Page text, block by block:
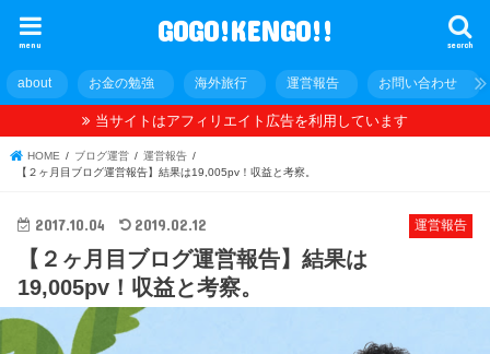
GOGO!KENGO!! search
menu
about お金の勉強 海外旅行 運営報告 お問い合わせ
当サイトはアフィリエイト広告を利用しています
HOME ブログ運営
運営報告
【２ヶ月目ブログ運営報告】結果は19,005pv！収益と考察。
運営報告
2017.10.04 2019.02.12
【２ヶ月目ブログ運営報告】結果は
19,005pv！収益と考察。